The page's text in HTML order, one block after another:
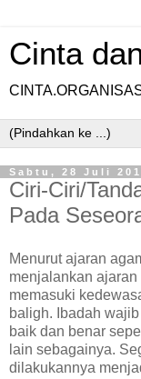
Cinta
Sabtu, 28 Juli
Ciri-Ciri/
Pada
Menurut ajaran
menjalankan
memasuki
baligh. Ibadah
baik dan benar
lain sebagainya.
dilakukannya